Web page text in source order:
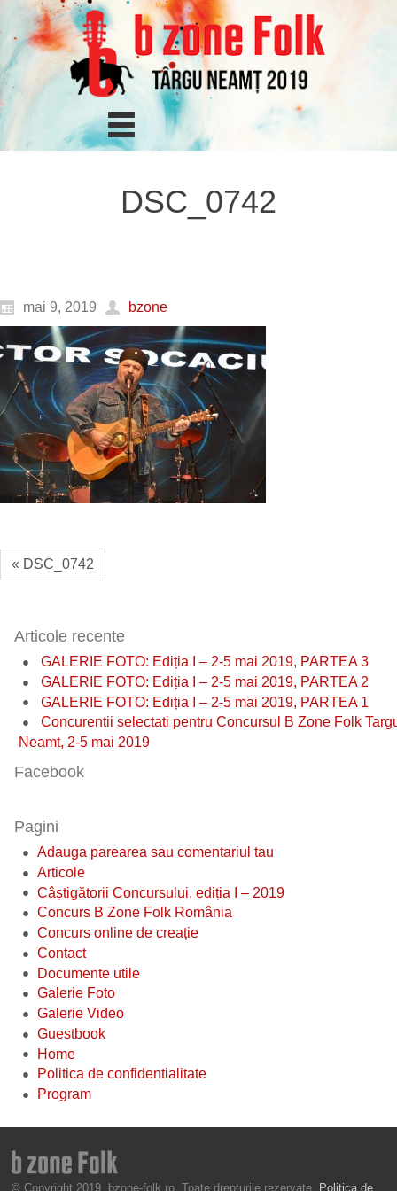
DSC_0742
mai 9, 2019 bzone
« DSC_0742
Articole recente
GALERIE FOTO: Ediția I – 2-5 mai 2019, PARTEA 3
GALERIE FOTO: Ediția I – 2-5 mai 2019, PARTEA 2
GALERIE FOTO: Ediția I – 2-5 mai 2019, PARTEA 1
Concurentii selectati pentru Concursul B Zone Folk
Neamt, 2-5 mai 2019
Facebook
Pagini
Adauga parearea sau comentariul tau
Articole
Câștigătorii Concursului, ediția I – 2019
Concurs B Zone Folk România
Concurs online de creație
Contact
Documente utile
Galerie Foto
Galerie Video
Guestbook
Home
Politica de confidentialitate
Program
© Copyright 2019, bzone-folk.ro. Toate drepturile rezervate. Politica de